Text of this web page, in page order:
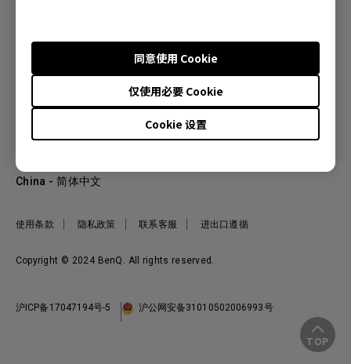
Cookie 设置
仅使用必要 Cookie
同意使用 Cookie
产品
WiT智能灯
关于明基
企业社会责任
服务支持
档案下载与常见问题
Copyright © 2024 BenQ. All rights reserved.
使用条款 隐私政策 联系客服 进出口遵循
China - 简体中文
沪ICP备17047194号-5 沪公网安备31010502006993号
TOP